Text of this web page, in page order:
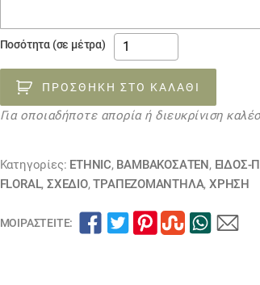
Ποσότητα (σε μέτρα)
βαμβακοσατέν
orchid
orange
ποσότητα
ΠΡΟΣΘΉΚΗ ΣΤΟ ΚΑΛΆΘΙ
Για οποιαδήποτε απορία ή διευκρίνιση
Κατηγορίες: ETHNIC, ΒΑΜΒΑΚΟΣΑΤΈΝ, ΕΙΔΟΣ-
FLORAL, ΣΧΕΔΙΟ,ΤΡΑΠΕΖΟΜΆΝΤΗΛΑ, ΧΡΗΣΗ
ΜΟΙΡΑΣΤΕΊΤΕ: